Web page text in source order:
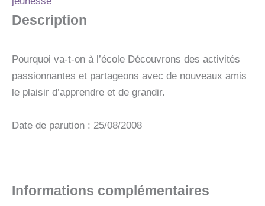
Description
Pourquoi va-t-on à l’école Découvrons des activités
passionnantes et partageons avec de nouveaux amis
le plaisir d’apprendre et de grandir.
Date de parution : 25/08/2008
Informations complémentaires